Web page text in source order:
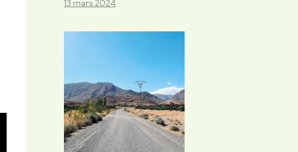
13 mars 2024